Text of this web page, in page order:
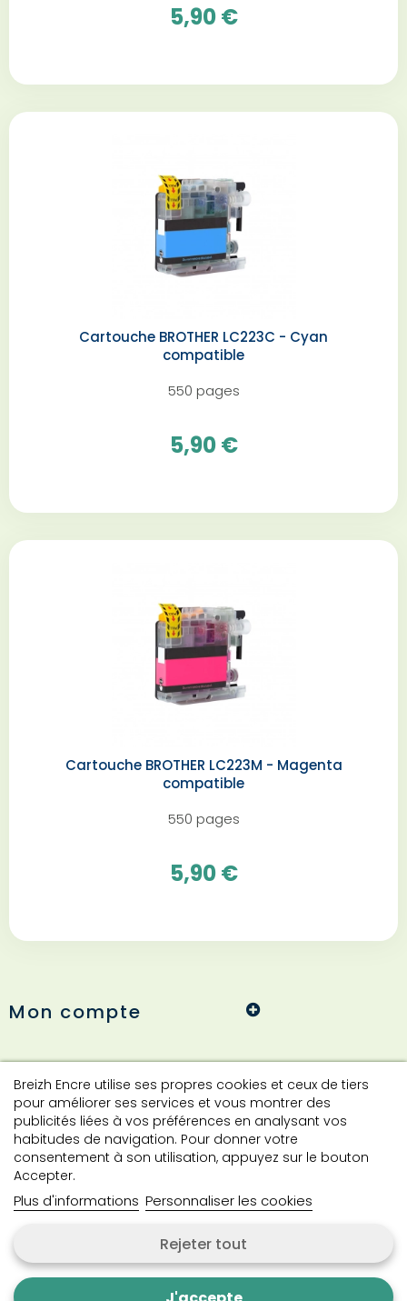
Breizh Encre utilise ses propres cookies et ceux de tiers
pour améliorer ses services et vous montrer des
publicités liées à vos préférences en analysant vos
habitudes de navigation. Pour donner votre
consentement à son utilisation, appuyez sur le bouton
Accepter.
Plus d'informations Personnaliser les cookies
Rejeter tout
5,90 €
Cartouche BROTHER LC223C - Cyan
compatible
550 pages
5,90 €
Cartouche BROTHER LC223M - Magenta
compatible
550 pages
5,90 €
Mon compte
Informations
Contact
Contactez-nous
Copyright © 2024 Breizh Encre. Tous droits réservés.